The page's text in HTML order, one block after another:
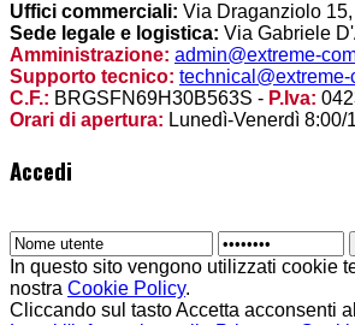
Uffici commerciali: Via Draganziolo
Sede legale e logistica: Via Gabriele
Amministrazione: admin@extreme-
Supporto tecnico:
C.F.: BRGSFN69H30B563S - P.Iva:
Orari di apertura: Lunedì-Venerdì 8:00/
Accedi
In questo sito vengono utilizzati cookie
nostra Cookie Policy.
Cliccando sul tasto Accetta acconsenti